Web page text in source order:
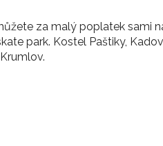
za malý poplatek sami
park. Kostel Paštiky,